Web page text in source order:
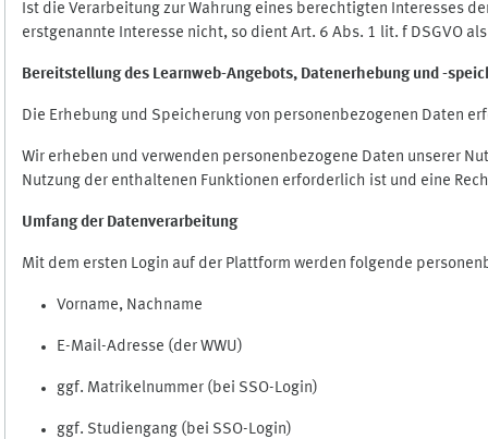
Ist die Verarbeitung zur Wahrung eines berechtigten Interesses
erstgenannte Interesse nicht, so dient Art. 6 Abs. 1 lit. f DSGVO
Bereitstellung des Learnweb-Angebots, Datenerhebung und -
Die Erhebung und Speicherung von personenbezogenen Daten
Wir erheben und verwenden personenbezogene Daten unserer
Nutzung der enthaltenen Funktionen erforderlich ist und eine
Umfang der Datenverarbeitung
Mit dem ersten Login auf der Plattform werden folgende
Vorname, Nachname
E-Mail-Adresse (der WWU)
ggf. Matrikelnummer (bei SSO-Login)
ggf. Studiengang (bei SSO-Login)